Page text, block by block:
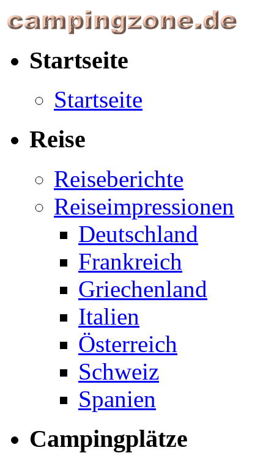
Startseite
Startseite
Reise
Reiseberichte
Reiseimpressionen
Deutschland
Frankreich
Griechenland
Italien
Österreich
Schweiz
Spanien
Campingplätze